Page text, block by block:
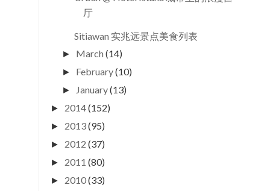
厅
Sitiawan 实兆远景点美食列表
► March(14)
► February(10)
► January(13)
► 2014(152)
► 2013(95)
► 2012 (37)
► 2011 (80)
► 2010(33)